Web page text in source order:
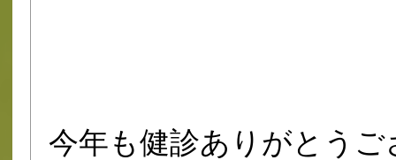
今年も健診ありがとう